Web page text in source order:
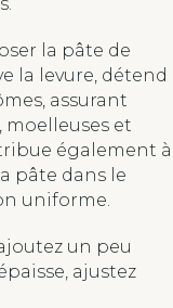
la pâte de
la levure, détend
assurant
moelleuses et
également à
pâte dans le
uniforme.
un peu
ajustez